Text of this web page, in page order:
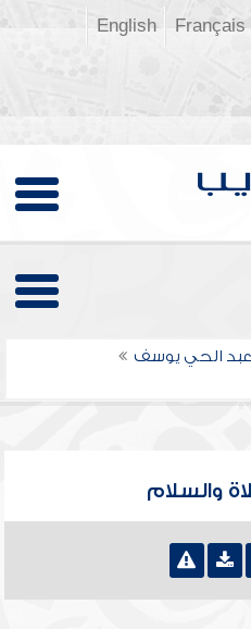
Français
English
عبد الحي يوسف
والسلام